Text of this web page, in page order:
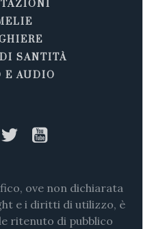
SANTITÀ
E AUDIO
ove non dichiarata
e i diritti di utilizzo, è
ritenuto di pubblico